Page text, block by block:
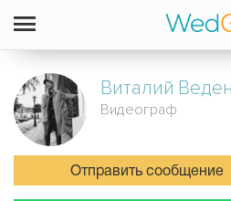
Виталий
Видеограф
Отправить сообщение